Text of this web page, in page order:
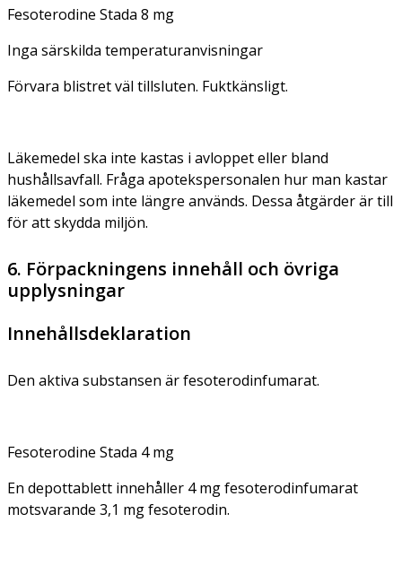
Fesoterodine Stada 8 mg
Inga särskilda temperaturanvisningar
Förvara blistret väl tillsluten. Fuktkänsligt.
Läkemedel ska inte kastas i avloppet eller bland
hushållsavfall. Fråga apotekspersonalen hur man kastar
läkemedel som inte längre används. Dessa åtgärder är till
för att skydda miljön.
6. Förpackningens innehåll och övriga
upplysningar
Innehållsdeklaration
Den aktiva substansen är fesoterodinfumarat.
Fesoterodine Stada 4 mg
En depottablett innehåller 4 mg fesoterodinfumarat
motsvarande 3,1 mg fesoterodin.